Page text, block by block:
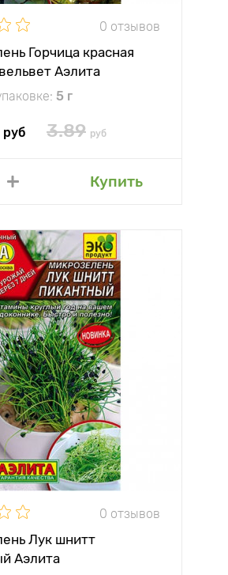
0 отзывов
Горчица красная
Аэлита
5 г
руб 3.89 руб
Купить
0 отзывов
Лук шнитт
Аэлита